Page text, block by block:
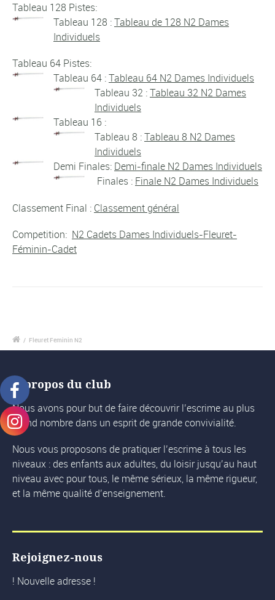
Tableau 128 Pistes:
Tableau 128 :Tableau de 128 N2 Dames
Individuels
Tableau 64 Pistes:
Tableau 64 :Tableau 64 N2 Dames Individuels
Tableau 32 :Tableau 32 N2 Dames
Individuels
Tableau 16 :
Tableau 8 :Tableau 8 N2 Dames
Individuels
Demi Finales: Demi-finale N2 Dames Individuels
Finales : Finale N2 Dames Individuels
Classement Final : Classement général
Competition: N2 Cadets Dames Individuels-Fleuret-
Féminin-Cadet
/ Fleuret Feminin N2
A propos du club
Nous avons pour but de faire découvrir l’escrime au plus
grand nombre dans un esprit de grande convivialité.
Nous vous proposons de pratiquer l’escrime à tous les
niveaux : des enfants aux adultes, du loisir jusqu’au haut
niveau avec pour tous, le même sérieux, la même rigueur,
et la même qualité d’enseignement.
Rejoignez-nous
! Nouvelle adresse !